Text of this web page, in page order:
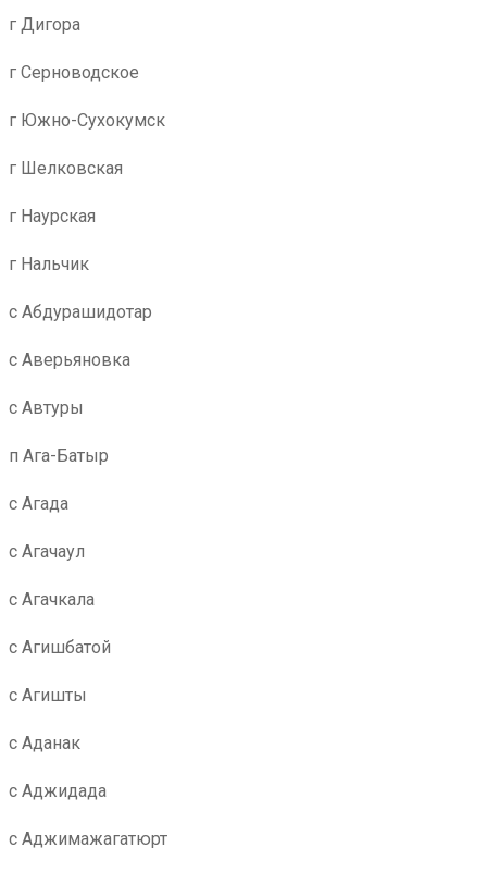
г Дигора
г Серноводское
г Южно-Сухокумск
г Шелковская
г Наурская
г Нальчик
с Абдурашидотар
с Аверьяновка
с Автуры
п Ага-Батыр
с Агада
с Агачаул
с Агачкала
с Агишбатой
с Агишты
с Аданак
с Аджидада
с Аджимажагатюрт